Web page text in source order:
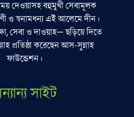
দেওয়াসহ বহুমুখী সেবামূলক
ও স্বনামধন্য এই আলেমে দীন।
সেবা ও দাওয়াহ— ছড়িয়ে দিতে
প্রতিষ্ঠা করেছেন আস-সুন্নাহ
ফাউন্ডেশন।
সাইট